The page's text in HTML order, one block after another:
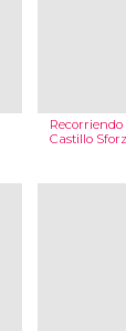
Recorriendo
Castillo